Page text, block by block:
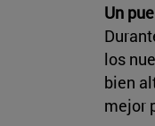
Un
los
bien
mejor